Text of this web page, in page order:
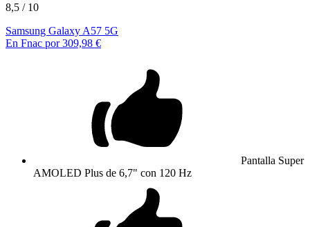
8,5 / 10
Samsung Galaxy A57 5G
En Fnac por 309,98 €
Pantalla Super
AMOLED Plus de 6,7" con 120 Hz